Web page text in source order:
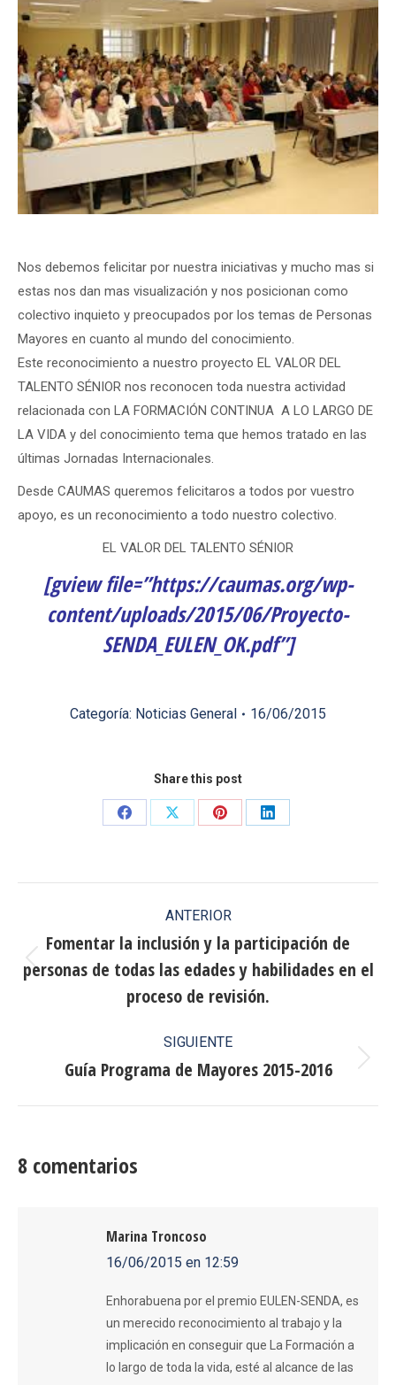
Nos debemos felicitar por nuestra iniciativas y mucho mas si
estas nos dan mas visualización y nos posicionan como
colectivo inquieto y preocupados por los temas de Personas
Mayores en cuanto al mundo del conocimiento.
Este reconocimiento a nuestro proyecto EL VALOR DEL
TALENTO SÉNIOR nos reconocen toda nuestra actividad
relacionada con LA FORMACIÓN CONTINUA A LO LARGO DE
LA VIDA y del conocimiento tema que hemos tratado en las
últimas Jornadas Internacionales.
Desde CAUMAS queremos felicitaros a todos por vuestro
apoyo, es un reconocimiento a todo nuestro colectivo.
EL VALOR DEL TALENTO SÉNIOR
[gview file=”https://caumas.org/wp-
content/uploads/2015/06/Proyecto-
SENDA_EULEN_OK.pdf”]
Categoría: Noticias General 16/06/2015
Share this post
Share
Share
Share
Share
entre
publicaciones
ANTERIOR
Publicación
anterior:
Fomentar la inclusión y la participación de
personas de todas las edades y habilidades en el
proceso de revisión.
SIGUIENTE
Publicación
Guía Programa de Mayores 2015-2016
8 comentarios
Marina Troncoso
dice:
16/06/2015 en 12:59
Enhorabuena por el premio EULEN-SENDA, es
un merecido reconocimiento al trabajo y la
implicación en conseguir que La Formación a
lo largo de toda la vida, esté al alcance de las